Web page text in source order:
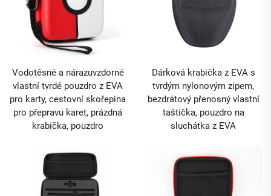
Vodotěsné a nárazuvzdorné
vlastní tvrdé pouzdro z EVA
pro karty, cestovní skořepina
pro přepravu karet, prázdná
krabička, pouzdro
Dárková krabička z EVA s
tvrdým nylonovým zipem,
bezdrátový přenosný vlastní
taštička, pouzdro na
sluchátka z EVA